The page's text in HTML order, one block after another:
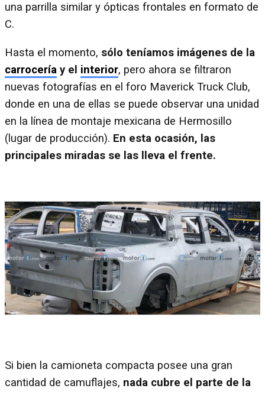
una parrilla similar y ópticas frontales en formato de
C.
Hasta el momento, sólo teníamos imágenes de la
carrocería y el interior, pero ahora se filtraron
nuevas fotografías en el foro Maverick Truck Club,
donde en una de ellas se puede observar una unidad
en la línea de montaje mexicana de Hermosillo
(lugar de producción). En esta ocasión, las
principales miradas se las lleva el frente.
Si bien la camioneta compacta posee una gran
cantidad de camuflajes, nada cubre el parte de la